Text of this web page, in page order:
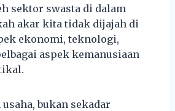
sektor swasta di dalam
akar kita tidak dijajah di
ekonomi, teknologi,
aspek kemanusiaan
bukan sekadar